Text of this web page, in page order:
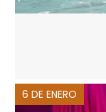
6 DE ENERO